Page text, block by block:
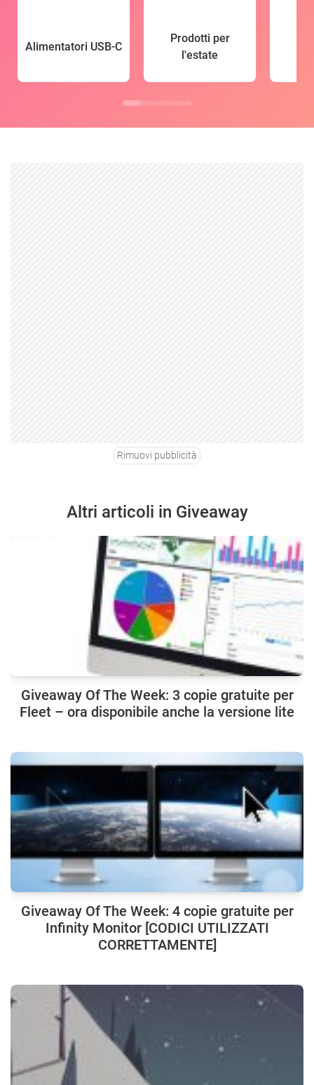
Alimentatori USB-C
Prodotti per
l'estate
Rimuovi pubblicità
Altri articoli in Giveaway
Giveaway Of The Week: 3 copie gratuite per
Fleet – ora disponibile anche la versione lite
Giveaway Of The Week: 4 copie gratuite per
Infinity Monitor [CODICI UTILIZZATI
CORRETTAMENTE]